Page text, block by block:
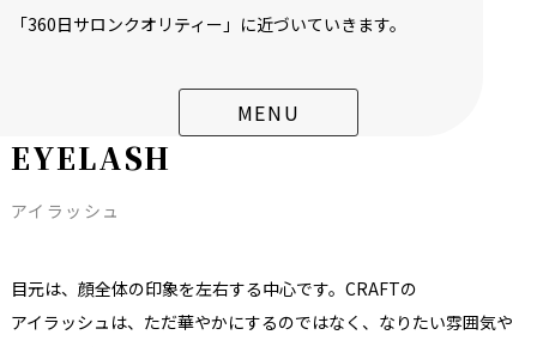
「360日サロンクオリティー」に近づいていきます。
MENU
EYELASH
アイラッシュ
目元は、 顔全体の印象を左右する中心です。 CRAFTの
アイラッシュは、 ただ華やかにするのではなく、 なりたい雰囲気や